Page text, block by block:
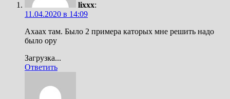
lixxx:
11.04.2020 в 14:09
Ахаах там. Было 2 примера каторых мне решить надо
было ору
Загрузка...
Ответить